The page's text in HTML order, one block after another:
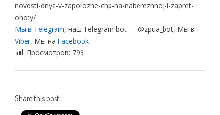
novosti-dnya-v-zaporozhe-chp-na-naberezhnoj-i-zapret-
ohoty/
Мы в Telegram, наш Telegram bot — @zpua_bot, Мы в
Viber, Мы на Facebook
Просмотров: 799
Share this post